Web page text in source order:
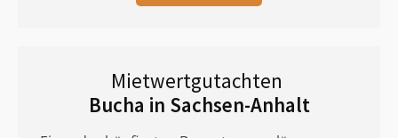
Mietwertgutachten
Bucha in Sachsen-Anhalt